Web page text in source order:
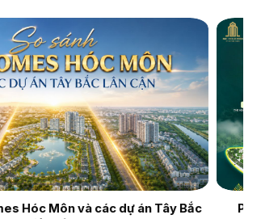
So sánh Vinhomes Hóc Môn và các dự án